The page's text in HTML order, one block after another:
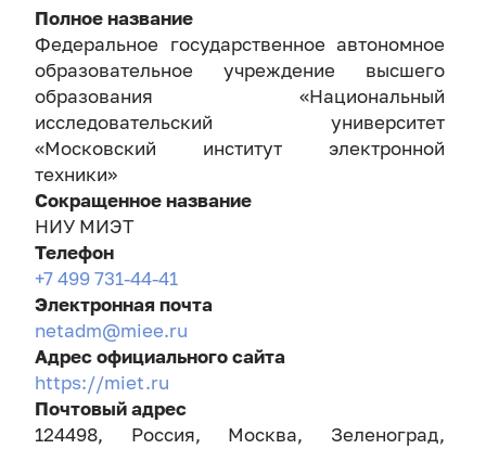
Полное название
Федеральное государственное автономное
образовательное учреждение высшего
образования «Национальный
исследовательский университет
«Московский институт электронной
техники»
Сокращенное название
НИУ МИЭТ
Телефон
+7 499 731-44-41
Электронная почта
netadm@miee.ru
Адрес официального сайта
https://miet.ru
Почтовый адрес
124498, Россия, Москва, Зеленоград,